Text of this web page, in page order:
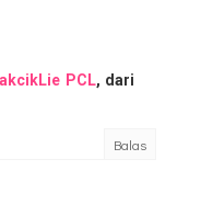
PCL, dari
Balas